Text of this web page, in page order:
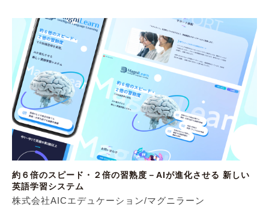
約６倍のスピード・２倍の習熟度－AIが進化させる 新しい
英語学習システム
株式会社AICエデュケーション/マグニラーン